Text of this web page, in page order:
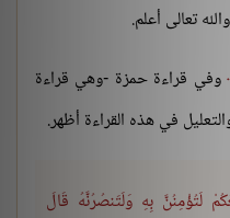
تعالى أعلم.
وفي قراءة حمزة -وهي قراءة
في هذه القراءة أظهر.
لَتُؤْمِنُنَّ بِهِ وَلَتَنصُرُنَّهُ قَالَ